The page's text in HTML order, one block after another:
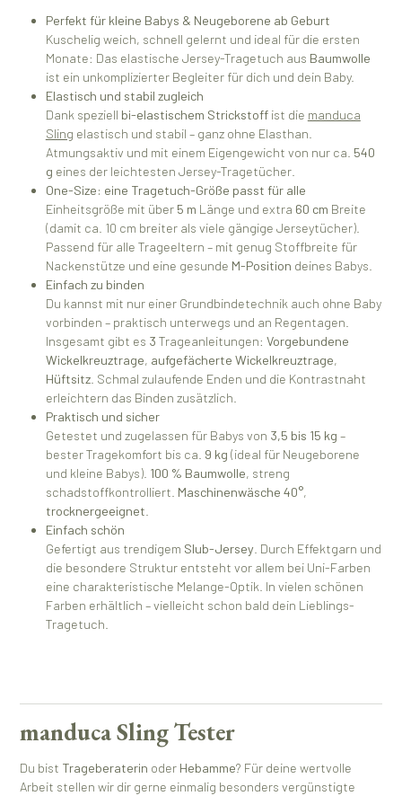
Perfekt für kleine Babys & Neugeborene ab Geburt
Kuschelig weich, schnell gelernt und ideal für die ersten
Monate: Das elastische Jersey-Tragetuch aus Baumwolle
ist ein unkomplizierter Begleiter für dich und dein Baby.
Elastisch und stabil zugleich
Dank speziell bi-elastischem Strickstoffist die manduca
Sling elastisch und stabil – ganz ohne Elasthan.
Atmungsaktiv und mit einem Eigengewicht von nur ca. 540
g eines der leichtesten Jersey-Tragetücher.
One-Size: eine Tragetuch-Größe passt für alle
Einheitsgröße mit über 5 m Länge und extra 60 cm Breite
(damit ca. 10 cm breiter als viele gängige Jerseytücher).
Passend für alle Trageeltern – mit genug Stoffbreite für
Nackenstütze und eine gesunde M-Position deines Babys.
Einfach zu binden
Du kannst mit nur einer Grundbindetechnik auch ohne Baby
vorbinden – praktisch unterwegs und an Regentagen.
Insgesamt gibt es 3 Trageanleitungen: Vorgebundene
Wickelkreuztrage, aufgefächerte Wickelkreuztrage,
Hüftsitz. Schmal zulaufende Enden und die Kontrastnaht
erleichtern das Binden zusätzlich.
Praktisch und sicher
Getestet und zugelassen für Babys von 3,5 bis 15 kg –
bester Tragekomfort bis ca. 9 kg (ideal für Neugeborene
und kleine Babys). 100 % Baumwolle, streng
schadstoffkontrolliert. Maschinenwäsche 40°,
trocknergeeignet
Einfach schön
Gefertigt aus trendigem Slub-Jersey . Durch Effektgarn und
die besondere Struktur entsteht vor allem bei Uni-Farben
eine charakteristische Melange-Optik. In vielen schönen
Farben erhältlich – vielleicht schon bald dein Lieblings-
Tragetuch.
manduca Sling Tester
Du bist Trageberaterin oder Hebamme? Für deine wertvolle
Arbeit stellen wir dir gerne einmalig besonders vergünstigte